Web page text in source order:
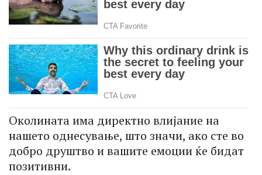
Околината има директно влијание на
нашето однесување, што значи, ако сте во
добро друштво и вашите емоции ќе бидат
позитивни.